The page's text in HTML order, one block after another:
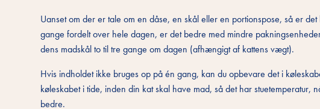
Uanset om der er tale om en dåse, en skål eller en portionspose, så er
gange fordelt over hele dagen, er det bedre med mindre
dens madskål to til tre gange om dagen (afhængigt af kattens vægt).
Hvis indholdet ikke bruges op på én gang, kan du opbevare det i
køleskabet i tide, inden din kat skal have mad, så det har
bedre.